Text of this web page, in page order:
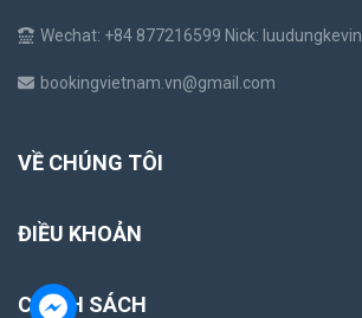
Wechat: +84 877216599 Nick: luudungkevin
bookingvietnam.vn@gmail.com
VỀ CHÚNG TÔI
ĐIỀU KHOẢN
CHÍNH SÁCH